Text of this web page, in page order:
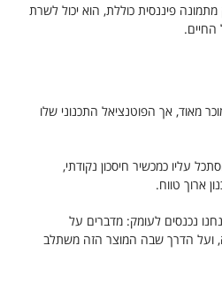
פיננסית כוללת, הוא יכול לשרת
החיים.
מאוד, אך הפוטנציאל התכנוני שלו
עליו כמכשיר חיסכון נקודתי,
ארוך טווח.
נכנסים לעומק: מדברים על
ועל הדרך שבה המוצר הזה משתלב